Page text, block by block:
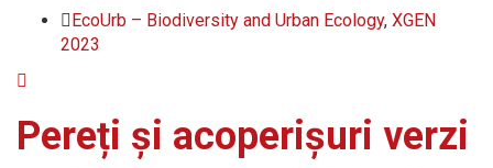
EcoUrb – Biodiversity and Urban Ecology, XGEN
2023
Pereți și acoperișuri verzi